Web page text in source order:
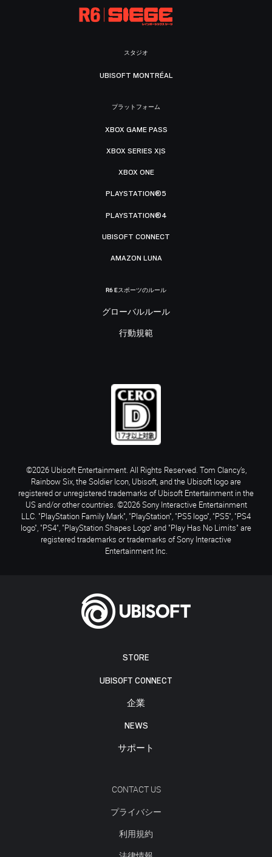
STORE
UBISOFT CONNECT
企業
NEWS
サポート
CONTACT US
プライバシー
利用規約
スタジオ
UBISOFT MONTRÉAL
プラットフォーム
XBOX GAME PASS
XBOX SERIES X|S
XBOX ONE
PLAYSTATION®5
PLAYSTATION®4
UBISOFT CONNECT
AMAZON LUNA
R6 Eスポーツのルール
グローバルルール
行動規範
©2026 Ubisoft Entertainment. All Rights Reserved. Tom Clancy’s,
Rainbow Six, the Soldier Icon, Ubisoft, and the Ubisoft logo are
registered or unregistered trademarks of Ubisoft Entertainment in the
US and/or other countries. ©2026 Sony Interactive Entertainment
LLC. "PlayStation Family Mark", "PlayStation", "PS5 logo", "PS5", "PS4
logo", "PS4", "PlayStation Shapes Logo" and "Play Has No Limits" are
registered trademarks or trademarks of Sony Interactive
Entertainment Inc.